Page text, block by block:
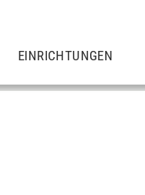
EINRICHTUNGEN